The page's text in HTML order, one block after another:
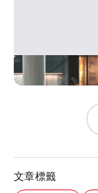
文章標籤